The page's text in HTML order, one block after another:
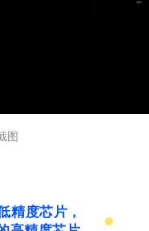
图
精度芯片，